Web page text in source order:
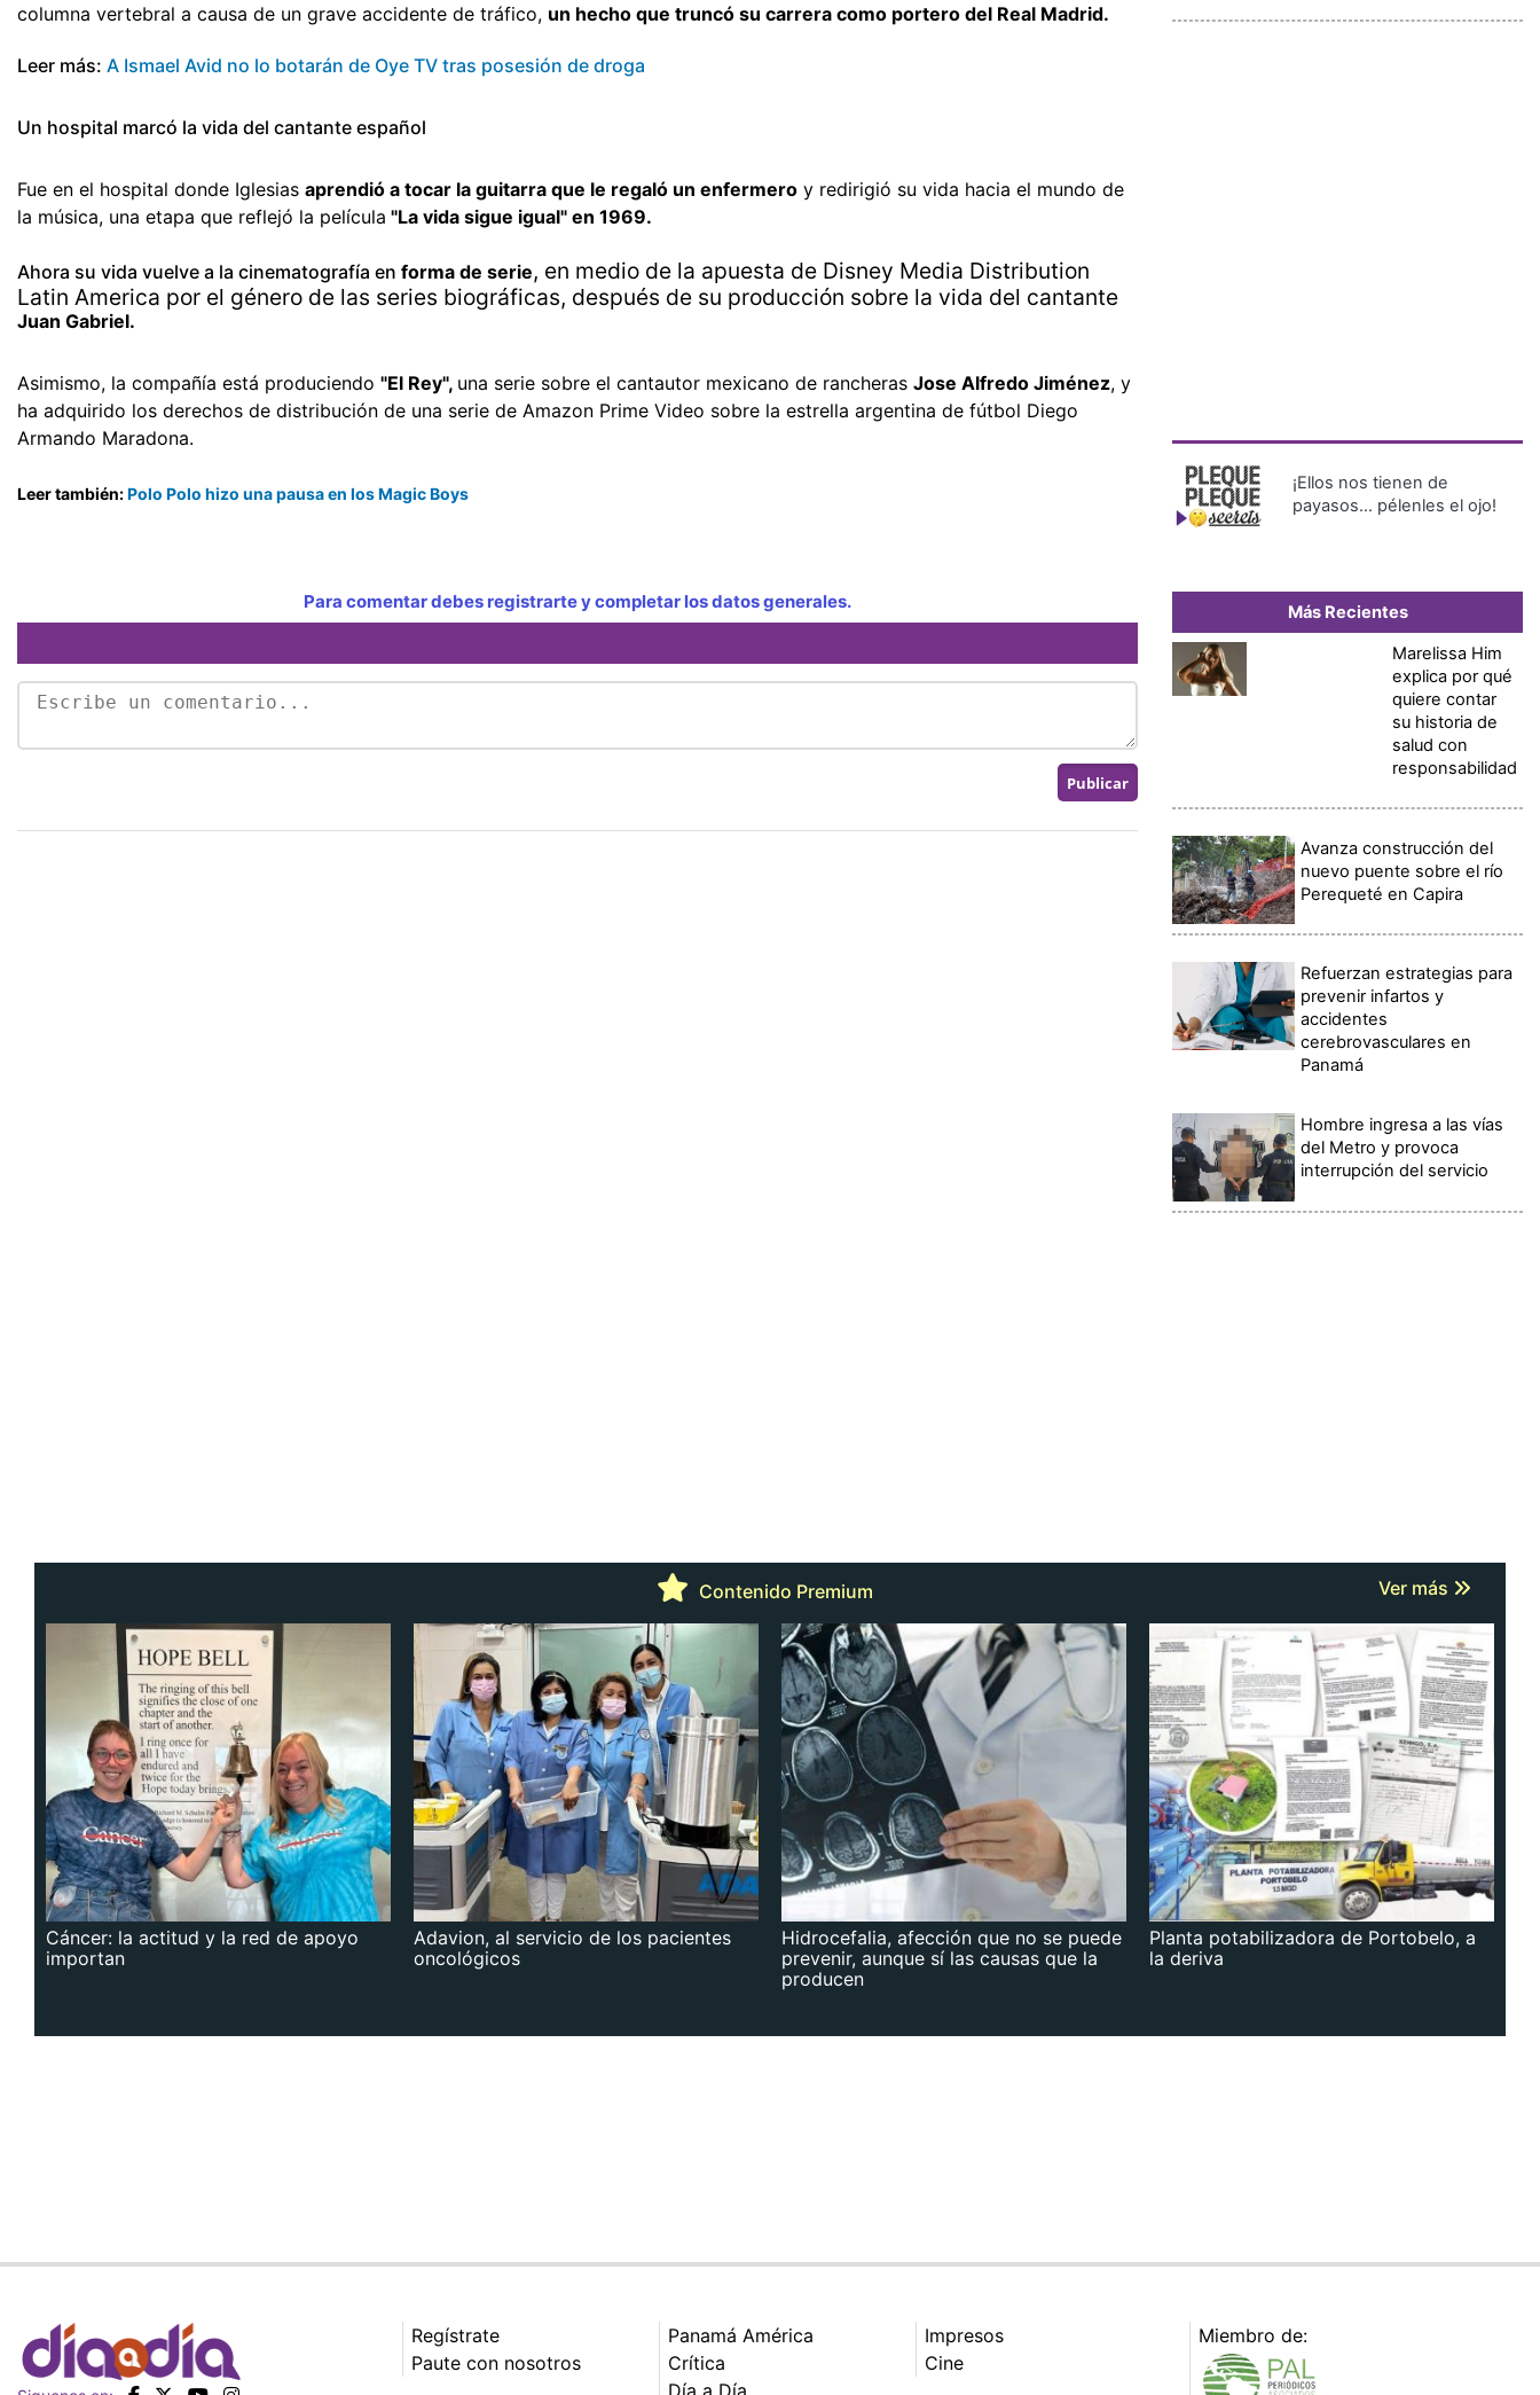
columna vertebral a causa de un grave accidente de tráfico, un hecho que truncó su carrera como portero del Real Madrid.
Leer más: A Ismael Avid no lo botarán de Oye TV tras posesión de droga
Un hospital marcó la vida del cantante español
Fue en el hospital donde Iglesias aprendió a tocar la guitarra que le regaló un enfermero y redirigió su vida hacia el mundo de
la música, una etapa que reflejó la película "La vida sigue igual" en 1969.
Ahora su vida vuelve a la cinematografía en forma de serie, en medio de la apuesta de Disney Media Distribution
Latin America por el género de las series biográficas, después de su producción sobre la vida del cantante
Juan Gabriel.
Asimismo, la compañía está produciendo "El Rey", una serie sobre el cantautor mexicano de rancheras Jose Alfredo Jiménez, y
ha adquirido los derechos de distribución de una serie de Amazon Prime Video sobre la estrella argentina de fútbol Diego
Armando Maradona.
Leer también:Polo Polo hizo una pausa en los Magic Boys
Para comentar debes registrarte y completar los datos generales.
¡Ellos nos tienen de
payasos… pélenles el ojo!
Más Recientes
Marelissa Him
explica por qué
quiere contar
su historia de
salud con
responsabilidad
Avanza construcción del
nuevo puente sobre el río
Perequeté en Capira
Refuerzan estrategias para
prevenir infartos y
accidentes
cerebrovasculares en
Panamá
Hombre ingresa a las vías
del Metro y provoca
interrupción del servicio
Contenido Premium Ver más
Cáncer: la actitud y la red de apoyo
importan
Adavion, al servicio de los pacientes
oncológicos
Hidrocefalia, afección que no se puede
prevenir, aunque sí las causas que la
producen
Planta potabilizadora de Portobelo, a
la deriva
Regístrate
Paute con nosotros
Panamá América
Crítica
Impresos
Cine
Miembro de: